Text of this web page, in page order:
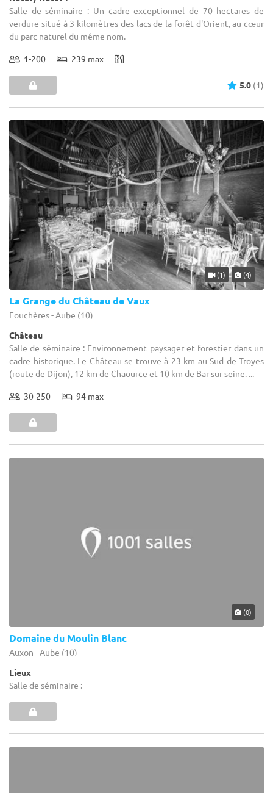
Salle de séminaire : Un cadre exceptionnel de 70 hectares de
verdure situé à 3 kilomètres des lacs de la forêt d'Orient, au cœur
du parc naturel du même nom.
1-200 239 max
5.0 (1)
(1) (4)
La Grange du Château de Vaux
Fouchères - Aube (10)
Château
Salle de séminaire : Environnement paysager et forestier dans un
cadre historique. Le Château se trouve à 23 km au Sud de Troyes
(route de Dijon), 12 km de Chaource et 10 km de Bar sur seine. ...
30-250 94 max
(0)
Domaine du Moulin Blanc
Auxon - Aube (10)
Lieux
Salle de séminaire :